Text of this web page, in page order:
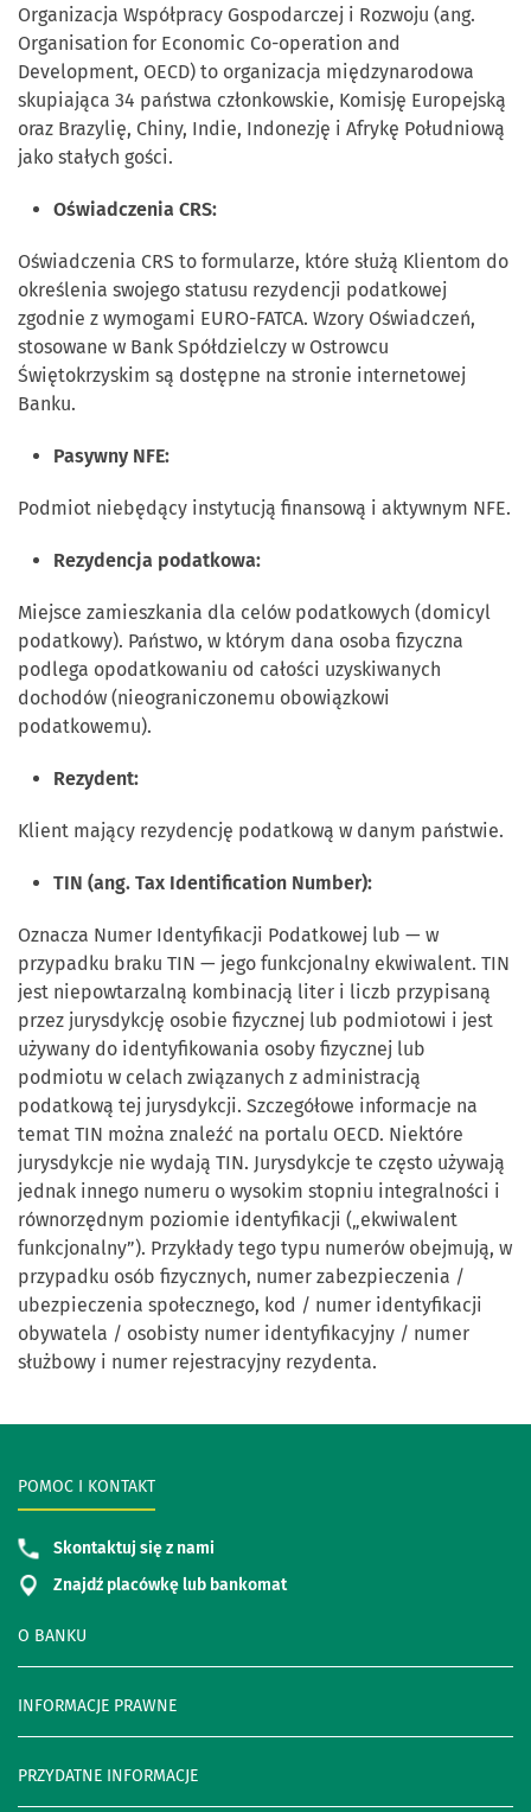
Organizacja Współpracy Gospodarczej i Rozwoju (ang.
Organisation for Economic Co-operation and
Development, OECD) to organizacja międzynarodowa
skupiająca 34 państwa członkowskie, Komisję Europejską
oraz Brazylię, Chiny, Indie, Indonezję i Afrykę Południową
jako stałych gości.
Oświadczenia CRS:
Oświadczenia CRS to formularze, które służą Klientom do
określenia swojego statusu rezydencji podatkowej
zgodnie z wymogami EURO-FATCA. Wzory Oświadczeń,
stosowane w Bank Spółdzielczy w Ostrowcu
Świętokrzyskim są dostępne na stronie internetowej
Banku.
Pasywny NFE:
Podmiot niebędący instytucją finansową i aktywnym NFE.
Rezydencja podatkowa:
Miejsce zamieszkania dla celów podatkowych (domicyl
podatkowy). Państwo, w którym dana osoba fizyczna
podlega opodatkowaniu od całości uzyskiwanych
dochodów (nieograniczonemu obowiązkowi
podatkowemu).
Rezydent:
Klient mający rezydencję podatkową w danym państwie.
TIN (ang. Tax Identification Number):
Oznacza Numer Identyfikacji Podatkowej lub — w
przypadku braku TIN — jego funkcjonalny ekwiwalent. TIN
jest niepowtarzalną kombinacją liter i liczb przypisaną
przez jurysdykcję osobie fizycznej lub podmiotowi i jest
używany do identyfikowania osoby fizycznej lub
podmiotu w celach związanych z administracją
podatkową tej jurysdykcji. Szczegółowe informacje na
temat TIN można znaleźć na portalu OECD. Niektóre
jurysdykcje nie wydają TIN. Jurysdykcje te często używają
jednak innego numeru o wysokim stopniu integralności i
równorzędnym poziomie identyfikacji („ekwiwalent
funkcjonalny”). Przykłady tego typu numerów obejmują, w
przypadku osób fizycznych, numer zabezpieczenia /
ubezpieczenia społecznego, kod / numer identyfikacji
obywatela / osobisty numer identyfikacyjny / numer
służbowy i numer rejestracyjny rezydenta.
O BANKU
INFORMACJE PRAWNE
PRZYDATNE INFORMACJE
POMOC I KONTAKT
Skontaktuj się z nami
Znajdź placówkę lub bankomat